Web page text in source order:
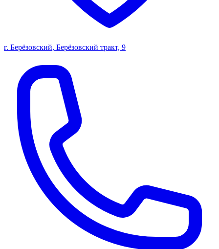
г. Берёзовский, Берёзовский тракт, 9